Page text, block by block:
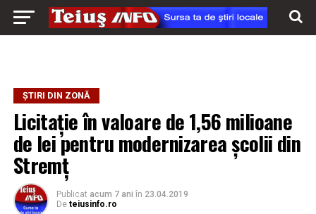
ȘTIRI DIN ZONĂ
Licitație în valoare de 1,56 milioane
de lei pentru modernizarea școlii din
Stremț
Publicat acum 7 ani în 23.04.2019
De teiusinfo.ro